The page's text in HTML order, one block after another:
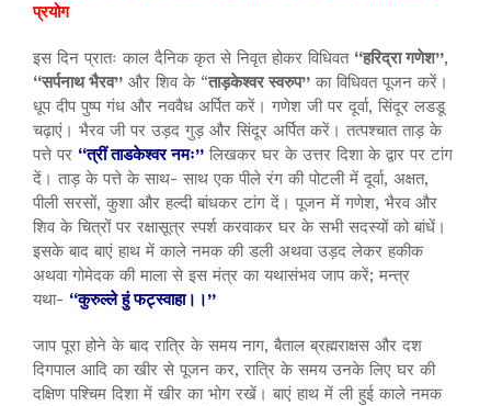
प्रयोग
इस दिन प्रातः काल दैनिक कृत से निवृत होकर विधिवत “हरिद्रा गणेश”,
“सर्पनाथ भैरव” और शिव के “ताड़केश्वर स्वरुप” का विधिवत पूजन करें।
धूप दीप पुष्प गंध और नववैध अर्पित करें। गणेश जी पर दूर्वा, सिंदूर लडडू
चढ़ाएं। भैरव जी पर उड़द गुड़ और सिंदूर अर्पित करें। तत्पश्चात ताड़ के
पत्ते पर “त्रीं ताडकेश्वर नमः” लिखकर घर के उत्तर दिशा के द्वार पर टांग
दें। ताड़ के पत्ते के साथ- साथ एक पीले रंग की पोटली में दूर्वा, अक्षत,
पीली सरसों, कुशा और हल्दी बांधकर टांग दें। पूजन में गणेश, भैरव और
शिव के चित्रों पर रक्षासूत्र स्पर्श करवाकर घर के सभी सदस्यों को बांधें।
इसके बाद बाएं हाथ में काले नमक की डली अथवा उड़द लेकर हकीक
अथवा गोमेदक की माला से इस मंत्र का यथासंभव जाप करें; मन्त्र
यथा- “कुरुल्ले हुं फट्स्वाहा।।”
जाप पूरा होने के बाद रात्रि के समय नाग, बैताल ब्रह्मराक्षस और दश
दिगपाल आदि का खीर से पूजन कर, रात्रि के समय उनके लिए घर की
दक्षिण पश्चिम दिशा में खीर का भोग रखें। बाएं हाथ में ली हुई काले नमक